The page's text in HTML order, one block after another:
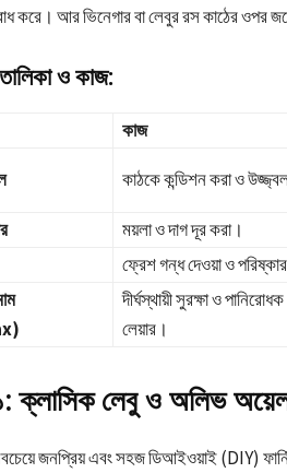
করে। আর ভিনেগার বা লেবুর রস কাঠের ওপর
ও কাজ:
কাজ
কাঠকে কন্ডিশন করা ও
ময়লা ও দাগ দূর করা।
ফ্রেশ গন্ধ দেওয়া ও
দীর্ঘস্থায়ী সুরক্ষা ও পানিরোধক
লেয়ার।
ক্লাসিক লেবু ও অলিভ
জনপ্রিয় এবং সহজ ডিআইওয়াই (DIY)